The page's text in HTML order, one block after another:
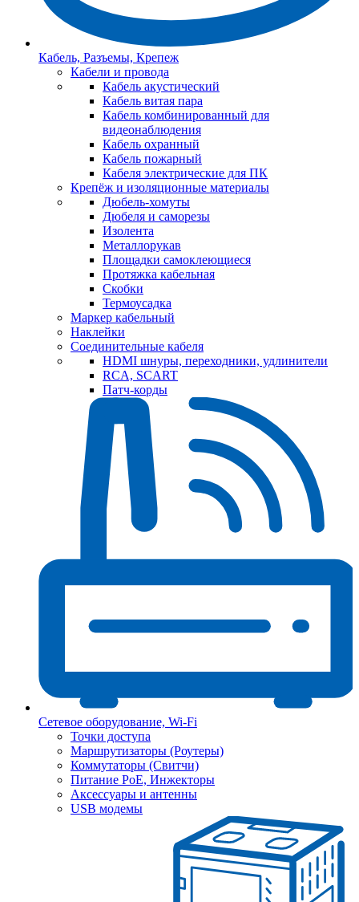
Кабель, Разъемы, Крепеж
Кабели и провода
Кабель акустический
Кабель витая пара
Кабель комбинированный для
видеонаблюдения
Кабель охранный
Кабель пожарный
Кабеля электрические для ПК
Крепёж и изоляционные материалы
Дюбель-хомуты
Дюбеля и саморезы
Изолента
Металлорукав
Площадки самоклеющиеся
Протяжка кабельная
Скобки
Термоусадка
Маркер кабельный
Наклейки
Соединительные кабеля
HDMI шнуры, переходники, удлинители
RCA, SCART
Патч-корды
Сетевое оборудование, Wi-Fi
Точки доступа
Маршрутизаторы (Роутеры)
Коммутаторы (Свитчи)
Питание PoE, Инжекторы
Аксессуары и антенны
USB модемы